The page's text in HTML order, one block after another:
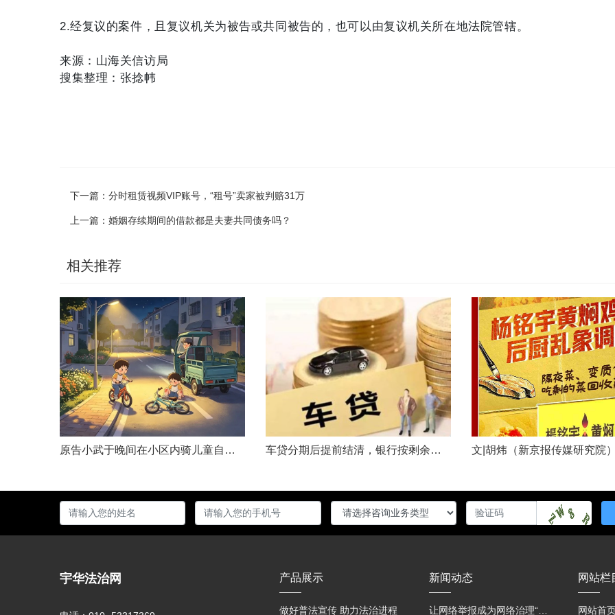
2.经复议的案件，且复议机关为被告或共同被告的，也可以由复议机关所在地法院管辖。
来源：山海关信访局
搜集整理：张捻帏
下一篇： 分时租赁视频VIP账号，“租号”卖家被判赔31万
上一篇： 婚姻存续期间的借款都是夫妻共同债务吗？
相关推荐
原告小武于晚间在小区内骑儿童自行车与被告常某驾驶的电动三轮车发生碰撞，致使小武受伤且自行车损坏。事发后，小武及其法定代理人与被告多次协商未果，遂诉至法院请求得到赔偿。菏泽经济开发区人民法院经审理后认为，被告常某驾驶电动三轮车，与骑儿童自行车的小武在小区内主干道发生碰撞一案事实清楚。小武作为一名年仅7岁的未成年人，骑儿童自行车由小道汇入主路时车速较快，致使在主路行驶的常某躲闪不及，并且事故发生时小武...... 车贷分期后提前结清，银行按剩余未摊本金9%收取违约金，借款人以条款无效、标准过高诉至法院，能否得到支持？近日，株洲市天元区法院审理了这起案件。（图源网络 侵删）基本案情2025年2月4日，李四（化名）与某银行分行签订汽车分期借款合同，约定借款46万元、分期60期偿还，按等本等息方式还款；合同明确提前还款违约金按剩余未摊本金9%收取，提前还款申请无法撤销，正常还款满24期提前还款可免收违约金。相关条......
宇华法治网 产品展示
做好普法宣传 助力法治进程
新闻动态 网站栏
网站首